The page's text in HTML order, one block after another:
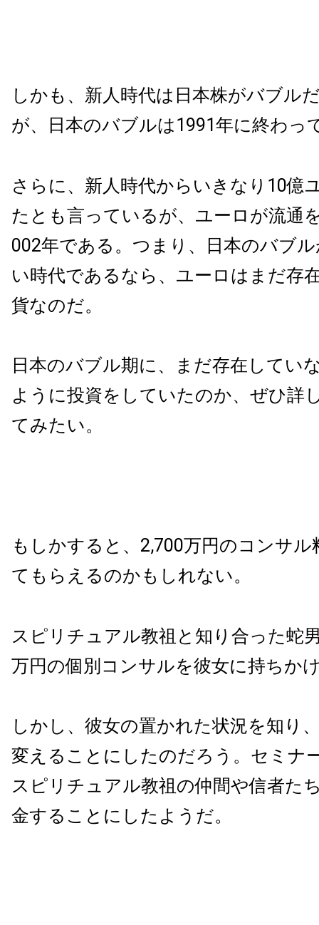
しかも、新人時代は日本株がバブル
が、日本のバブルは1991年に終わっ
さらに、新人時代からいきなり10億
たとも言っているが、ユーロが流通
002年である。つまり、日本のバブ
い時代であるなら、ユーロはまだ存
貨なのだ。
日本のバブル期に、まだ存在してい
ように投資をしていたのか、ぜひ詳
てみたい。
もしかすると、2,700万円のコンサ
てもらえるのかもしれない。
スピリチュアル教祖と知り合った蛇
万円の個別コンサルを彼女に持ちか
しかし、彼女の置かれた状況を知り
変えることにしたのだろう。セミナ
スピリチュアル教祖の仲間や信者た
金することにしたようだ。